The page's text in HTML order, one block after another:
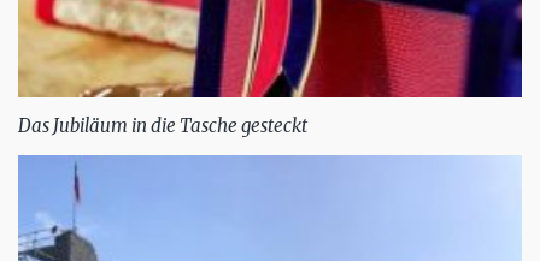
Das Jubiläum in die Tasche gesteckt